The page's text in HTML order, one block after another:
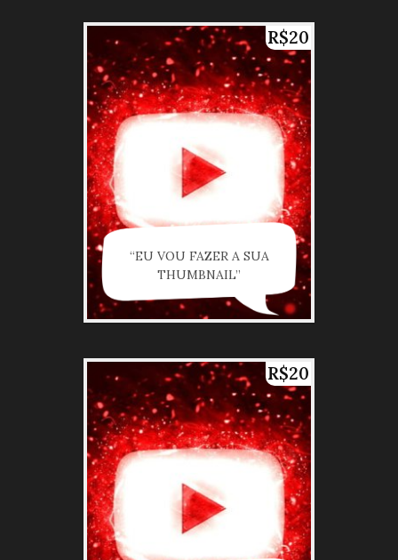
R$20
“EU VOU FAZER A SUA
THUMBNAIL”
R$20